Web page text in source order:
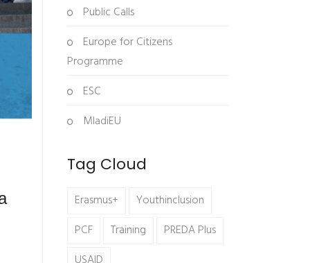
Public Calls
Europe for Citizens
Programme
ESC
MladiEU
Tag Cloud
Erasmus+
Youthinclusion
PCF
Training
PREDA Plus